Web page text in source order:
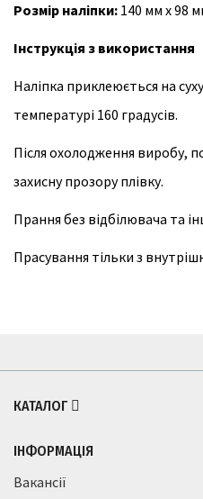
Розмір наліпки: 140 мм х 98
Інструкція з використання
Наліпка приклеюється на
температурі 160 градусів.
Після охолодження виробу,
захисну прозору плівку.
Прання без відбілювача та
Прасування тільки з
КАТАЛОГ
ІНФОРМАЦІЯ
Вакансії